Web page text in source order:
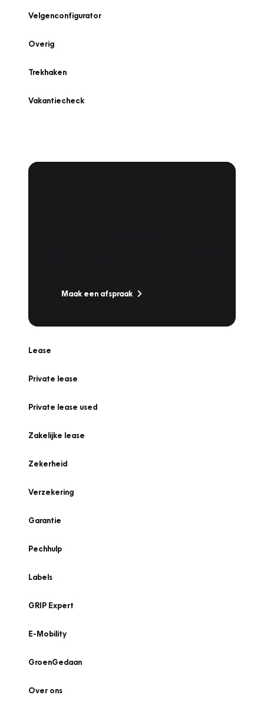
Velgenconfigurator
Overig
Trekhaken
Vakantiecheck
Maak een afspraak
Lease
Private lease
Private lease used
Zakelijke lease
Zekerheid
Verzekering
Garantie
Pechhulp
Labels
GRIP Expert
E-Mobility
GroenGedaan
Over ons